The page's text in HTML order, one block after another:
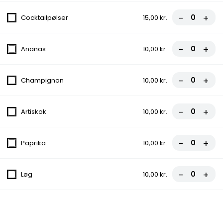
Tacosauce
Tomat, Ost, Champignon, Ananas, Artiskok,
Løg, Paprika, Oliven
Tomat, Ost, Skinke, Champignon, Rejer,
Bacon, Løg
Cocktailpølser 15,00 kr. - +
Ananas 10,00 kr. - +
Champignon 10,00 kr. - +
Artiskok 10,00 kr. - +
Paprika 10,00 kr. - +
Løg 10,00 kr. - +